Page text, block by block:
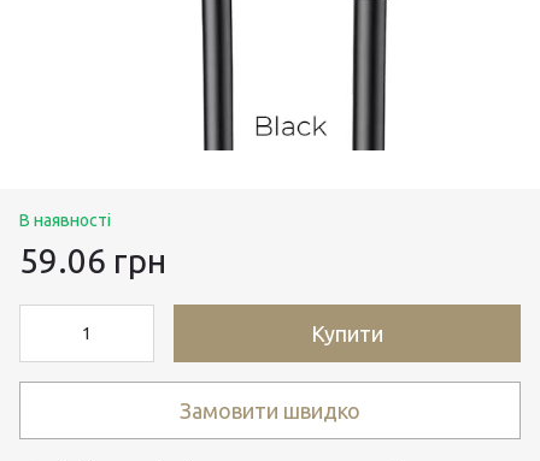
В наявності
59.06 грн
Купити
Замовити швидко